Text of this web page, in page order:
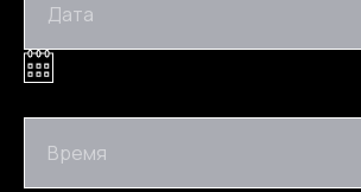
Дата
Время